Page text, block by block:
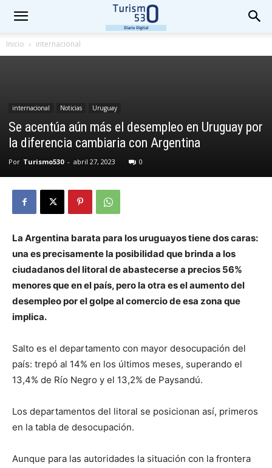
Inicio internacional
internacional Noticias Uruguay
Se acentúa aún más el desempleo en Uruguay por
la diferencia cambiaria con Argentina
Por Turismo530 - abril 27, 2023 0
La Argentina barata para los uruguayos tiene dos caras:
una es precisamente la posibilidad que brinda a los
ciudadanos del litoral de abastecerse a precios 56%
menores que en el país, pero la otra es el aumento del
desempleo por el golpe al comercio de esa zona que
implica.
Salto es el departamento con mayor desocupación del
país: trepó al 14% en los últimos meses, superando el
13,4% de Río Negro y el 13,2% de Paysandú.
Los departamentos del litoral se posicionan así, primeros
en la tabla de desocupación.
Aunque para las autoridades la situación con la frontera